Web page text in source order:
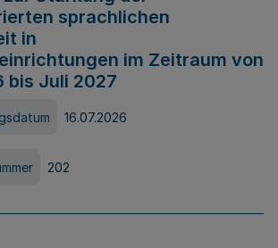
sprachlichen
in
im Zeitraum von
bis Juli 2027
16.07.2026
202